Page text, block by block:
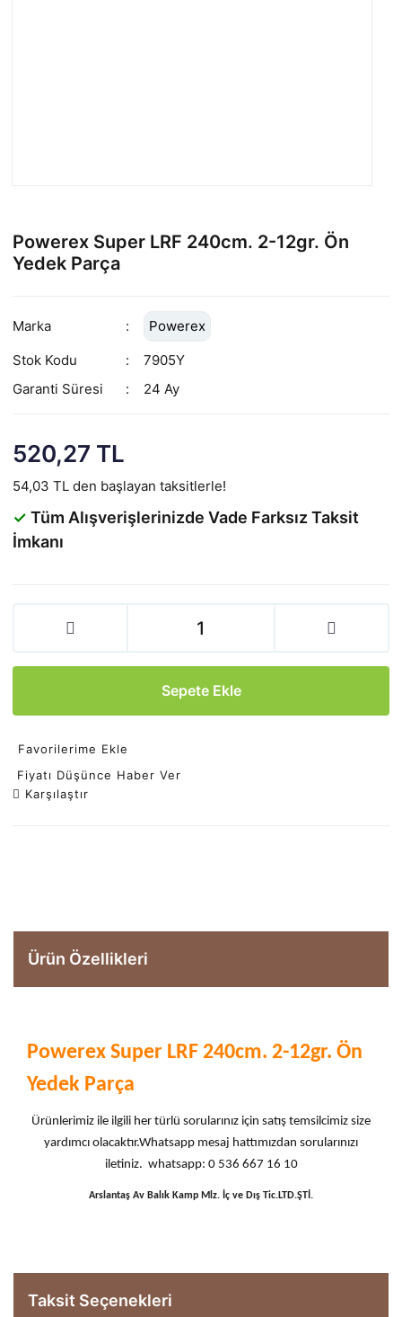
Powerex Super LRF 240cm. 2-12gr. Ön
Yedek Parça
Marka
Powerex
Stok Kodu
7905Y
Garanti Süresi
24 Ay
520,27 TL
54,03 TL den başlayan taksitlerle!
✓ Tüm Alışverişlerinizde Vade Farksız Taksit
İmkanı
Sepete Ekle
Favorilerime Ekle
Fiyatı Düşünce Haber Ver
Karşılaştır
Ürün Özellikleri
Powerex Super LRF 240cm. 2-12gr. Ön
Yedek Parça
Ürünlerimiz ile ilgili her türlü sorularınız için satış temsilcimiz size
yardımcı olacaktır.Whatsapp mesaj hattımızdan sorularınızı
iletiniz. whatsapp: 0 536 667 16 10
Arslantaş Av Balık Kamp Mlz. İç ve Dış Tic.LTD.ŞTİ.
Taksit Seçenekleri